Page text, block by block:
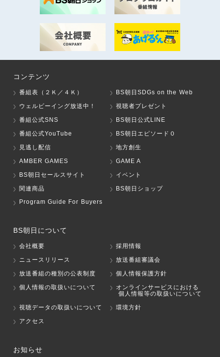
コンテンツ
番組表（２Ｋ／４Ｋ）
BS朝日SDGs on the Web
ウェルビーイング放送中！
視聴者プレゼント
番組公式SNS
BS朝日公式LINE
番組公式YouTube
BS朝日エピソード０
見逃し配信
地方創生
AMBER GAMES
GAME A
BS朝日セールスサイト
イベント
関連商品
BS朝日ショップ
Program Guide For Buyers
BS朝日について
会社概要
採用情報
ニュースリリース
放送番組審議会
放送番組の種別の公表制度
個人情報保護方針
個人情報の取扱いについて
オンラインサービスにおける
個人情報等の取扱いについて
視聴データの取扱いについて
環境方針
アクセス
お知らせ